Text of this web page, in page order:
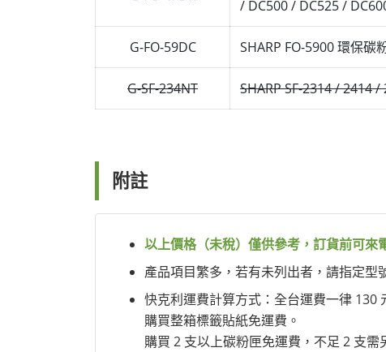
/ DC500 / DC525 /
G-FO-59DC SHARP FO-5900 環保碳
G-SF-234NT SHARP SF-2314 / 2414
附註
以上價格（未稅）僅供參考，訂貨前可來
產品項目繁多，若有未列出者，請指定型
快克利運費計算方式：全台運費一律 130
購買整箱標籤貼紙免運費。
購買 2 支以上碳粉匣免運費，不足 2 支